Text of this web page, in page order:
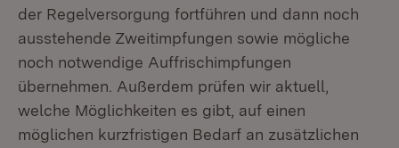
der Regelversorgung fortführen und dann noch
ausstehende Zweitimpfungen sowie mögliche
noch notwendige Auffrischimpfungen
übernehmen. Außerdem prüfen wir aktuell,
welche Möglichkeiten es gibt, auf einen
möglichen kurzfristigen Bedarf an zusätzlichen